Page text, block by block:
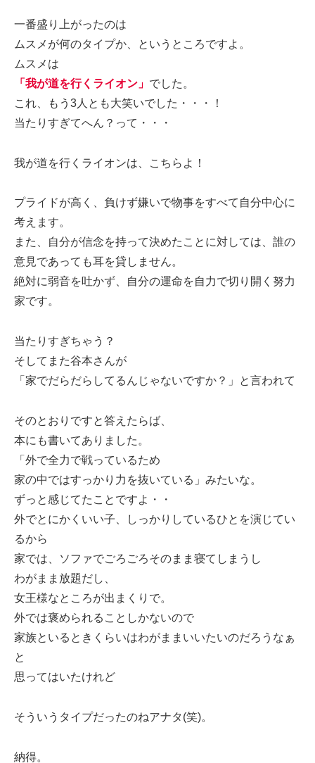
一番盛り上がったのは
ムスメが何のタイプか、というところですよ。
ムスメは
「我が道を行くライオン」 でした。
これ、もう3人とも大笑いでした・・・！
当たりすぎてへん？って・・・
我が道を行くライオンは、こちらよ！
プライドが高く、負けず嫌いで物事をすべて自分中心に
考えます。
また、自分が信念を持って決めたことに対しては、誰の
意見であっても耳を貸しません。
絶対に弱音を吐かず、自分の運命を自力で切り開く努力
家です。
当たりすぎちゃう？
そしてまた谷本さんが
「家でだらだらしてるんじゃないですか？」と言われて
そのとおりですと答えたらば、
本にも書いてありました。
「外で全力で戦っているため
家の中ではすっかり力を抜いている」みたいな。
ずっと感じてたことですよ・・
外でとにかくいい子、しっかりしているひとを演じてい
るから
家では、ソファでごろごろそのまま寝てしまうし
わがまま放題だし、
女王様なところが出まくりで。
外では褒められることしかないので
家族といるときくらいはわがままいいたいのだろうなぁ
と
思ってはいたけれど
そういうタイプだったのねアナタ(笑)。
納得。